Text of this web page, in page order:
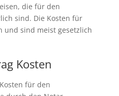
die für den
sind. Die Kosten für
und sind meist gesetzlich
Kosten
für den